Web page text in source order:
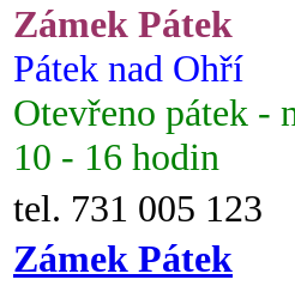
Zámek Pátek
Pátek nad Ohří
Otevřeno pátek -
10 - 16 hodin
tel. 731 005 123
Zámek Pátek